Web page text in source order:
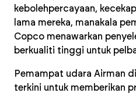
kebolehpercayaan,
lama mereka, manakala
Copco menawarkan
berkualiti tinggi untuk
Pemampat udara Airman
terkini untuk memberikan